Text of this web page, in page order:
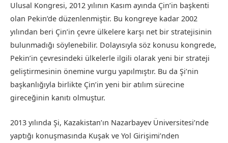
Ulusal Kongresi, 2012 yılının Kasım ayında Çin’in başkenti
olan Pekin’de düzenlenmiştir. Bu kongreye kadar 2002
yılından beri Çin’in çevre ülkelere karşı net bir stratejisinin
bulunmadığı söylenebilir. Dolayısıyla söz konusu kongrede,
Pekin’in çevresindeki ülkelerle ilgili olarak yeni bir strateji
geliştirmesinin önemine vurgu yapılmıştır. Bu da Şi’nin
başkanlığıyla birlikte Çin’in yeni bir atılım sürecine
gireceğinin kanıtı olmuştur.
2013 yılında Şi, Kazakistan’ın Nazarbayev Üniversitesi’nde
yaptığı konuşmasında Kuşak ve Yol Girişimi’nden